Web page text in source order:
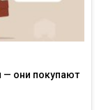
— они покупают